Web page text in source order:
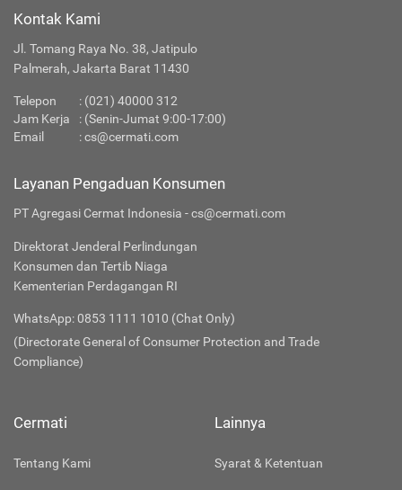
Kontak Kami
Jl. Tomang Raya No. 38, Jatipulo
Palmerah, Jakarta Barat 11430
Telepon : (021) 40000 312
Jam Kerja
: (Senin-Jumat 9:00-17:00)
Email
:cs@cermati.com
Layanan Pengaduan Konsumen
PT Agregasi Cermat Indonesia - cs@cermati.com
Direktorat Jenderal Perlindungan
Konsumen dan Tertib Niaga
Kementerian Perdagangan RI
WhatsApp: 0853 1111 1010 (Chat Only)
(Directorate General of Consumer Protection and Trade
Compliance)
Cermati
Tentang Kami
Lainnya
Syarat & Ketentuan